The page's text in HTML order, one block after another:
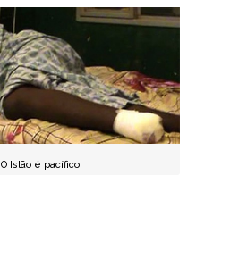
O Islão é pacífico